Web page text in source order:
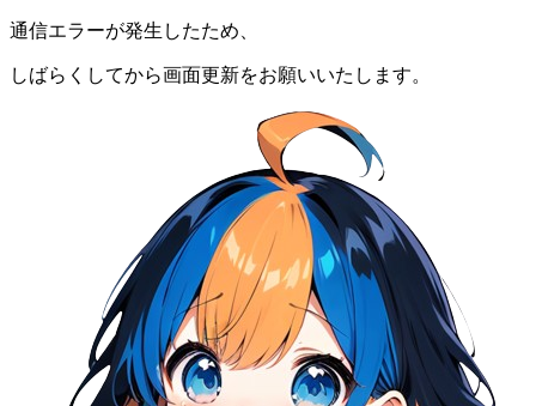
通信エラーが発生したため、
しばらくしてから画面更新をお願いいたします。